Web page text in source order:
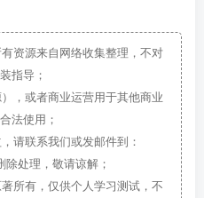
资源来自网络收集整理，不对
指导；
，或者商业运营用于其他商业
法使用；
请联系我们或发邮件到：
处理，敬请谅解；
所有，仅供个人学习测试，不